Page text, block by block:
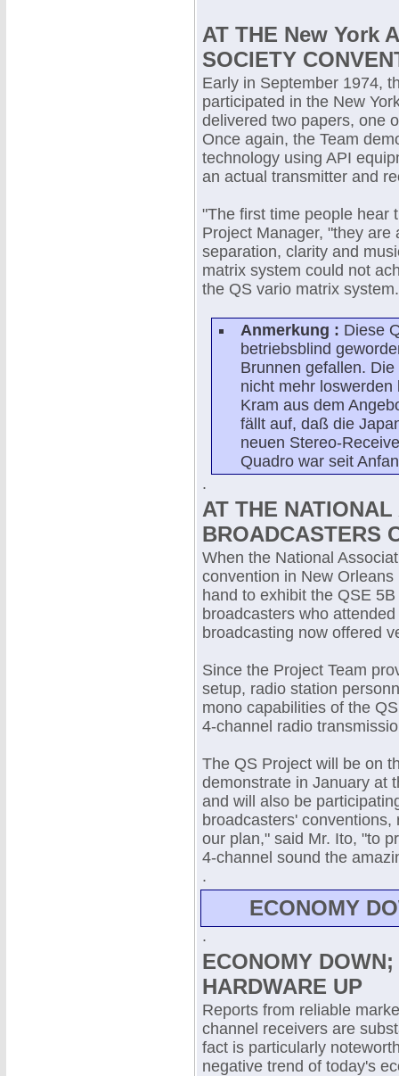
AT THE New York
SOCIETY
Early in September 1974,
participated in the New
delivered two papers, one
Once again, the Team
technology using API
an actual transmitter and
"The first time people hear
Project Manager, "they
separation, clarity and
matrix system could not
the QS vario matrix
Anmerkung : Diese
betriebsblind
Brunnen gefallen.
nicht mehr
Kram aus dem
fällt auf, daß die
neuen Stereo-
Quadro war seit
.
AT THE
BROADCASTERS
When the National
convention in New
hand to exhibit the QSE
broadcasters who
broadcasting now offered
Since the Project Team
setup, radio station
mono capabilities of the
4-channel radio
The QS Project will be on
demonstrate in January at
and will also be
broadcasters'
our plan," said Mr. Ito, "to
4-channel sound the
.
ECONOMY
.
ECONOMY
HARDWARE UP
Reports from reliable
channel receivers are
fact is particularly
negative trend of today's